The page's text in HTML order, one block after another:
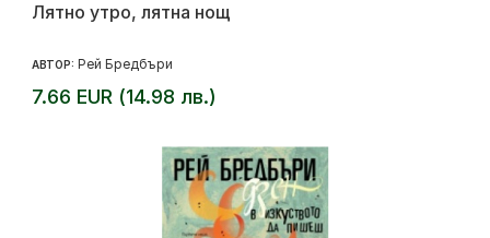
Лятно утро, лятна нощ
АВТОР: Рей Бредбъри
7.66 EUR (14.98 лв.)